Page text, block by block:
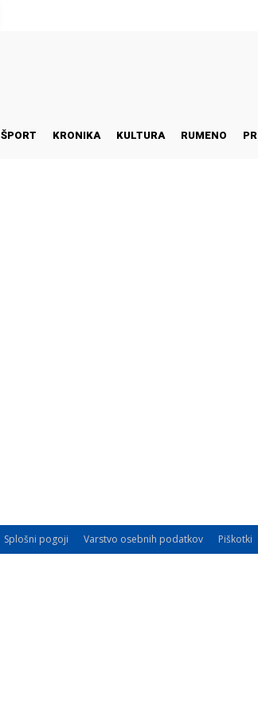
ŠPORT KRONIKA KULTURA RUMENO
Splošni pogoji Varstvo osebnih podatkov Piškotki